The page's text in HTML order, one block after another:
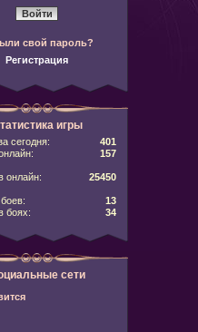
свой пароль?
Регистрация
игры
сегодня:
401
157
онлайн: 25450
13
боях:
34
сети